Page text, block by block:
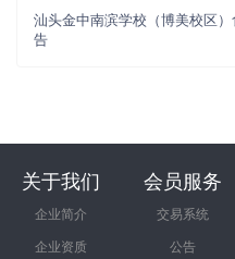
汕头金中南滨学校（博美校区
告
关于我们
企业简介
企业资质
会员服务
交易系统
公告